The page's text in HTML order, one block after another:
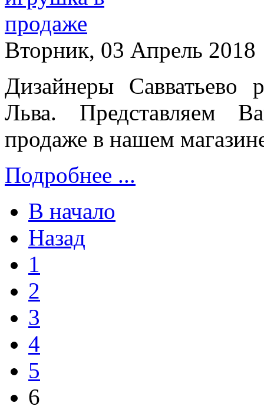
Вторник, 03 Апрель 2018
Дизайнеры Савватьево
Льва. Представляем
продаже в нашем
Подробнее ...
В начало
Назад
1
2
3
4
5
6